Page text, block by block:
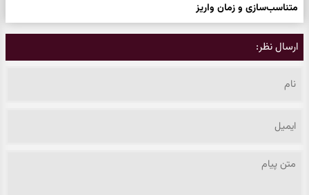
متناسب‌سازی و زمان واریز
ارسال نظر: